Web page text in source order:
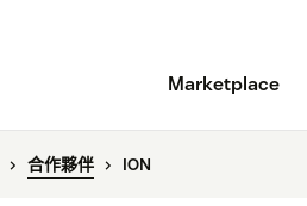
Marketplace
合作夥伴 ION